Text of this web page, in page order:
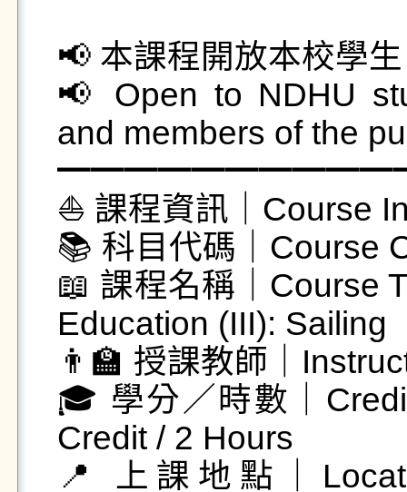
📢 本課程開放本校學
📢 Open to NDHU
and members of the
⛵ 課程資訊｜Course
📚 科目代碼｜Course
📖 課程名稱｜Course
Education (III): Sailing
👨‍🏫 授課教師｜
🎓 學分／時數｜
Credit / 2 Hours
📍 上課地點｜